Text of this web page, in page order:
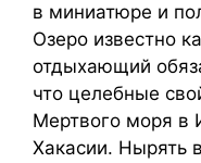
в миниатюре и
Озеро известно
отдыхающий
что целебные
Мертвого моря в
Хакасии. Нырять